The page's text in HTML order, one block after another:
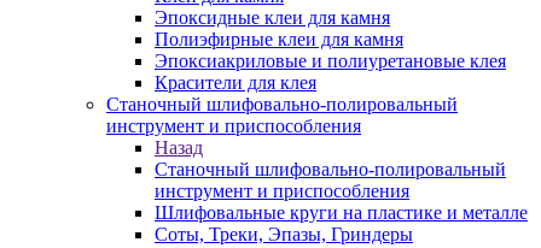
Эпоксидные клеи для камня
Полиэфирные клеи для камня
Эпоксиакриловые и полиуретановые клея
Красители для клея
Станочный шлифовально-полировальный
инструмент и приспособления
Назад
Станочный шлифовально-полировальный
инструмент и приспособления
Шлифовальные круги на пластике и металле
Соты, Треки, Эпазы, Гриндеры